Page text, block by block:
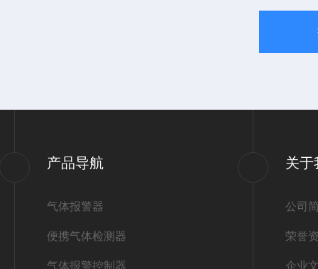
产品导航
气体报警器
便携气体检测器
气体报警控制器
关于
公司
荣誉
企业